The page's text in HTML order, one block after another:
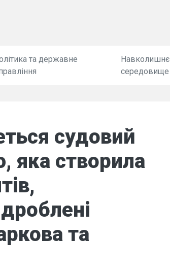
та державне
Навколишнє
середовище
судовий
яка створила
та